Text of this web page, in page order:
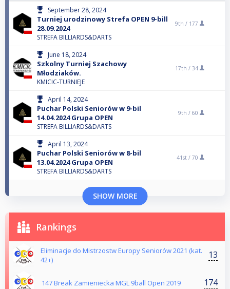
September 28, 2024
Turniej urodzinowy Strefa OPEN 9-bill
28.09.2024
STREFA BILLIARDS&DARTS
9th / 177
June 18, 2024
Szkolny Turniej Szachowy
Młodziaków.
KMICIC-TURNIEJE
17th / 34
April 14, 2024
Puchar Polski Seniorów w 9-bil
14.04.2024 Grupa OPEN
STREFA BILLIARDS&DARTS
9th / 60
April 13, 2024
Puchar Polski Seniorów w 8-bil
13.04.2024 Grupa OPEN
STREFA BILLIARDS&DARTS
41st / 70
SHOW MORE
Rankings
Eliminacje do Mistrzostw Europy Seniorów 2021 (kat.
42+)
13
147 Break Zamieniecka MGL 9ball Open 2019 174